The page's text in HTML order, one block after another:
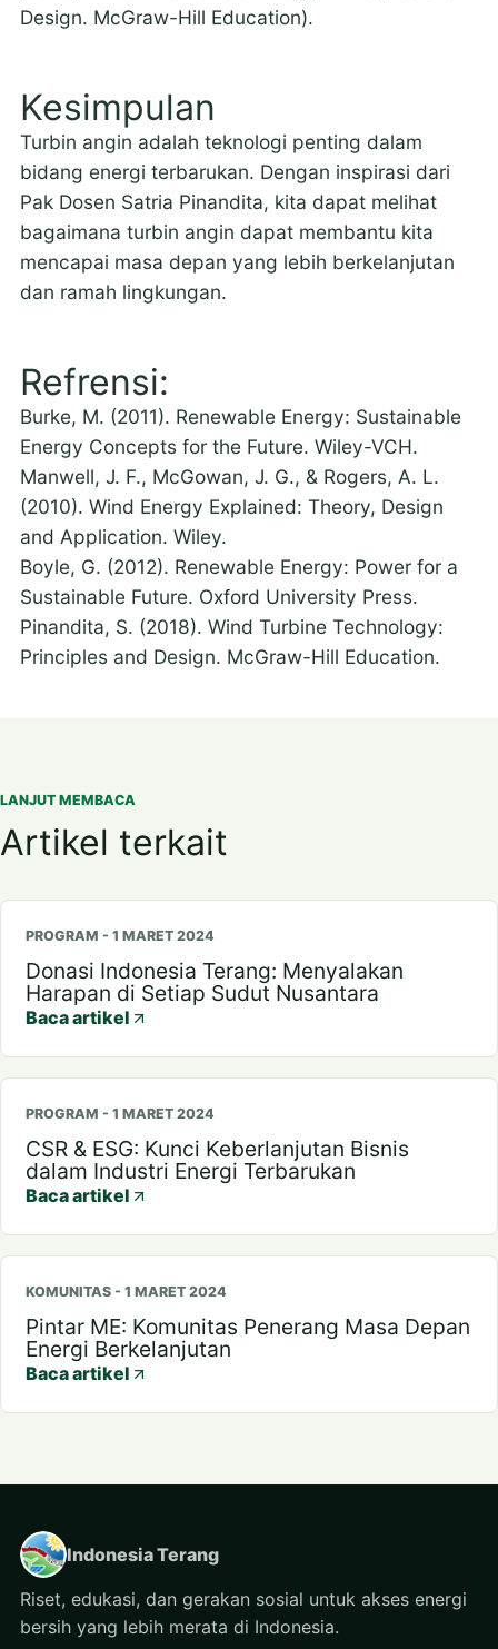
Design. McGraw-Hill Education).
Kesimpulan
Turbin angin adalah teknologi penting dalam
bidang energi terbarukan. Dengan inspirasi dari
Pak Dosen Satria Pinandita, kita dapat melihat
bagaimana turbin angin dapat membantu kita
mencapai masa depan yang lebih berkelanjutan
dan ramah lingkungan.
Refrensi:
Burke, M. (2011). Renewable Energy: Sustainable
Energy Concepts for the Future. Wiley-VCH.
Manwell, J. F., McGowan, J. G., & Rogers, A. L.
(2010). Wind Energy Explained: Theory, Design
and Application. Wiley.
Boyle, G. (2012). Renewable Energy: Power for a
Sustainable Future. Oxford University Press.
Pinandita, S. (2018). Wind Turbine Technology:
Principles and Design. McGraw-Hill Education.
LANJUT MEMBACA
Artikel terkait
PROGRAM - 1 MARET 2024
Donasi Indonesia Terang: Menyalakan
Harapan di Setiap Sudut Nusantara
Baca artikel
PROGRAM - 1 MARET 2024
CSR & ESG: Kunci Keberlanjutan Bisnis
dalam Industri Energi Terbarukan
Baca artikel
KOMUNITAS - 1 MARET 2024
Pintar ME: Komunitas Penerang Masa Depan
Energi Berkelanjutan
Baca artikel
Indonesia Terang
Riset, edukasi, dan gerakan sosial untuk akses energi
bersih yang lebih merata di Indonesia.